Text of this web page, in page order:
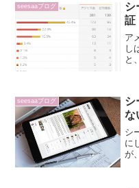
も
seesaaブログ
シ
証
ア
し
と
セ
seesaaブログ
シ
な
シ
に
が